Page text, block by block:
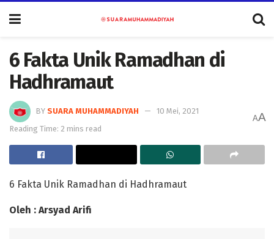
6 Fakta Unik Ramadhan di
Hadhramaut
BY SUARA MUHAMMADIYAH
10 Mei, 2021
Reading Time: 2 mins read
AA
6 Fakta Unik Ramadhan di Hadhramaut
Oleh : Arsyad Arifi